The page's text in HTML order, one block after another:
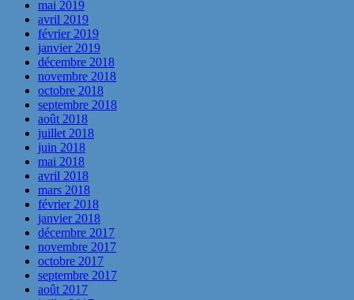
mai 2019
avril 2019
février 2019
janvier 2019
décembre 2018
novembre 2018
octobre 2018
septembre 2018
août 2018
juillet 2018
juin 2018
mai 2018
avril 2018
mars 2018
février 2018
janvier 2018
décembre 2017
novembre 2017
octobre 2017
septembre 2017
août 2017